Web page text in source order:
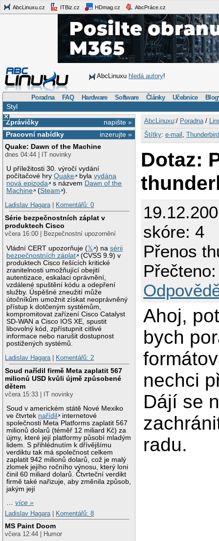
AbcLinuxu.cz ITBiz.cz HDmag.cz AbcPráce.cz
AbcLinuxu hledá autory!
Poradna FAQ Hardware Software Články Učebnice
Styl
×
napište »
Zprávičky
inzerujte »
Pracovní nabídky
Quake: Dawn of the Machine
dnes 04:44 | IT novinky
U příležitosti 30. výročí vydání
počítačové hryQuake bylavydána
nová epizoda
s názvem Dawn of the
Machine
(Steam ).
Ladislav Hagara| Komentářů: 0
Série bezpečnostních záplat v
produktech Cisco
včera 16:00 | Bezpečnostní upozornění
Vládní CERT upozorňuje (𝕏 ) nasérii
bezpečnostních záplat
(CVSS 9.9) v
produktech Cisco řešících kritické
zranitelnosti umožňující obejití
autentizace, eskalaci oprávnění,
vzdálené spuštění kódu a odepření
služby. Úspěšné zneužití může
útočníkům umožnit získat neoprávněný
přístup k dotčeným systémům,
kompromitovat zařízení Cisco Catalyst
SD-WAN a Cisco IOS XE, spustit
libovolný kód, zpřístupnit citlivé
informace nebo narušit dostupnost
postižených systémů.
Ladislav Hagara| Komentářů: 2
Soud nařídil firmě Meta zaplatit 567
milionů USD kvůli újmě způsobené
dětem
včera 15:33 | IT novinky
Soud v americkém státě Nové Mexiko
ve čtvrtek nařídil
internetové
společnosti Meta Platforms zaplatit 567
milionů dolarů (téměř 12 miliard Kč) za
újmy, které její platformy působí mladým
lidem. S přihlédnutím k dřívějšímu
verdiktu tak má společnost celkem
zaplatit 942 milionů dolarů, což je malý
zlomek jejího ročního výnosu, který loni
činil 60 miliard dolarů. Čtvrteční verdikt
firmě také nařizuje, aby změnila způsob,
jakým její
…více »
Ladislav Hagara
Komentářů: 8
MS Paint Doom
včera 12:44 | Humor
AbcLinuxu:/ Poradna/
Štítky: e-mail Thunderbird
Dotaz:
skóre: 4
Přenos
Ahoj,
bych
nechci
Dájí se
radu.